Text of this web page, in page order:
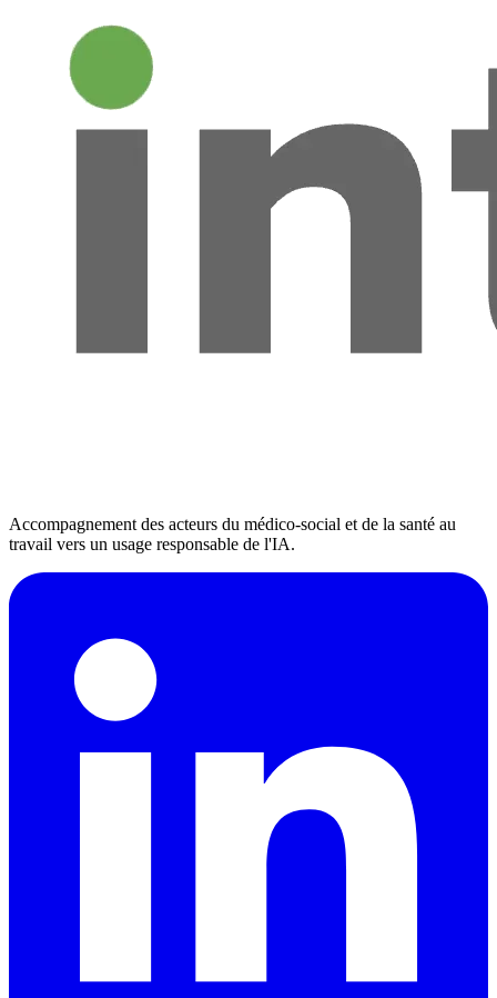
Accompagnement des acteurs du médico-social et de la santé au
travail vers un usage responsable de l'IA.